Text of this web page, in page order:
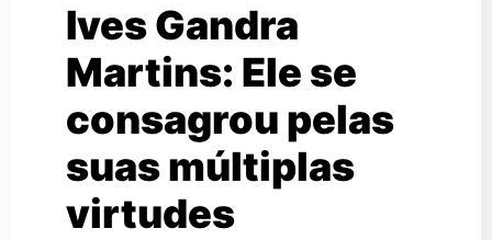
Ives Gandra
Martins: Ele se
consagrou pelas
suas múltiplas
virtudes